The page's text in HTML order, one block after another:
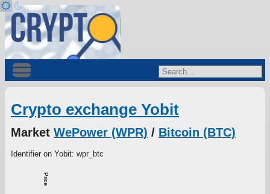
Crypto exchange Yobit
Market WePower (WPR) / Bitcoin (BTC)
Identifier on Yobit: wpr_btc
Price